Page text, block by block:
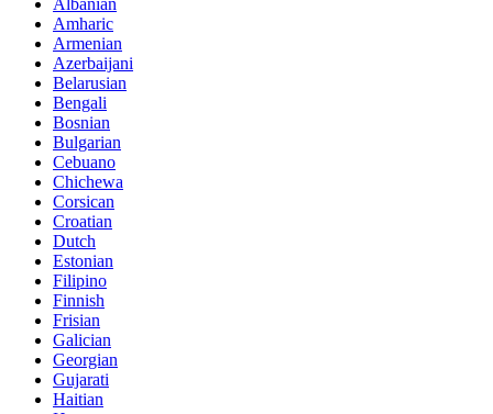
Albanian
Amharic
Armenian
Azerbaijani
Belarusian
Bengali
Bosnian
Bulgarian
Cebuano
Chichewa
Corsican
Croatian
Dutch
Estonian
Filipino
Finnish
Frisian
Galician
Georgian
Gujarati
Haitian